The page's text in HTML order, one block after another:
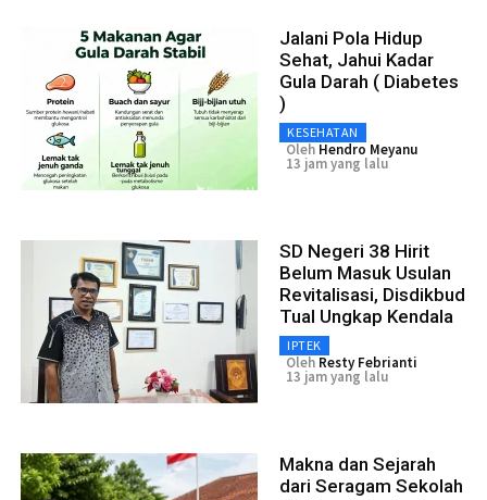
Jalani Pola Hidup
Sehat, Jahui Kadar
Gula Darah ( Diabetes
)
KESEHATAN
Oleh Hendro Meyanu
13 jam yang lalu
SD Negeri 38 Hirit
Belum Masuk Usulan
Revitalisasi, Disdikbud
Tual Ungkap Kendala
IPTEK
Oleh Resty Febrianti
13 jam yang lalu
Makna dan Sejarah
dari Seragam Sekolah